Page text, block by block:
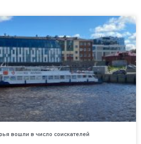
вошли в число соискателей